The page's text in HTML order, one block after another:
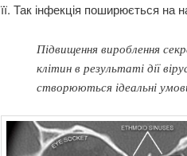
її. Так інфекція поширюється на
Підвищення вироблення
клітин в результаті дії
створюються ідеальні